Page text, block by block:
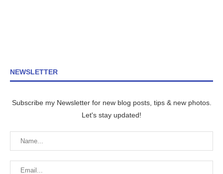
NEWSLETTER
Subscribe my Newsletter for new blog posts, tips & new photos.
Let's stay updated!